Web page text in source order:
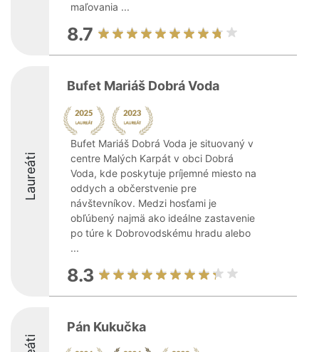
maľovania ...
8.7
Laureáti
Bufet Mariáš Dobrá Voda
Bufet Mariáš Dobrá Voda je situovaný v
centre Malých Karpát v obci Dobrá
Voda, kde poskytuje príjemné miesto na
oddych a občerstvenie pre
návštevníkov. Medzi hosťami je
obľúbený najmä ako ideálne zastavenie
po túre k Dobrovodskému hradu alebo
...
8.3
Pán Kukučka